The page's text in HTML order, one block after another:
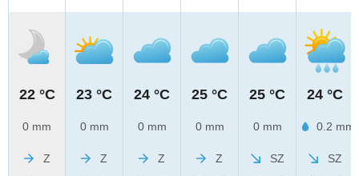
22 °C
0 mm
Z
23 °C
0 mm
Z
24 °C
0 mm
Z
25 °C
0 mm
Z
25 °C
0 mm
SZ
24 °C
0.2 mm
SZ